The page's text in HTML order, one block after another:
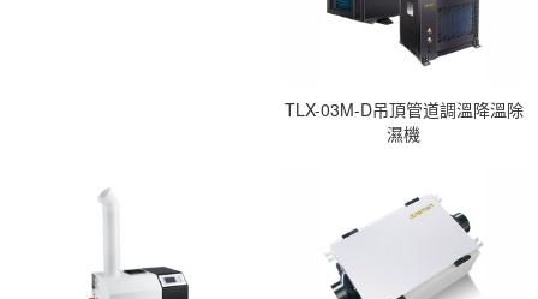
TLX-03M-D吊頂管道調溫降溫除
濕機